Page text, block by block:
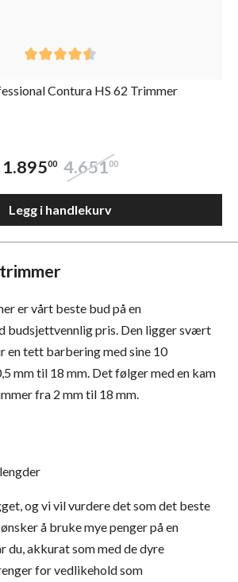
Contura HS 62 Trimmer
1.89500 4.65100
Legg i handlekurv
er vårt beste bud på en
budsjettvennlig pris. Den ligger svært
en tett barbering med sine 10
mm til 18 mm. Det følger med en kam
fra 2 mm til 18 mm.
og vi vil vurdere det som det beste
å bruke mye penger på en
du, akkurat som med de dyre
for vedlikehold som